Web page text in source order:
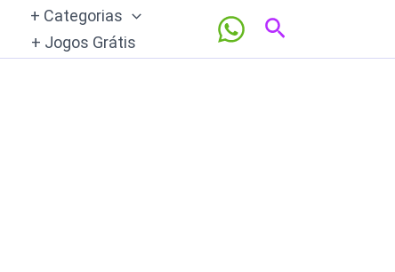
+ Categorias
+ Jogos Grátis
Pesquisar